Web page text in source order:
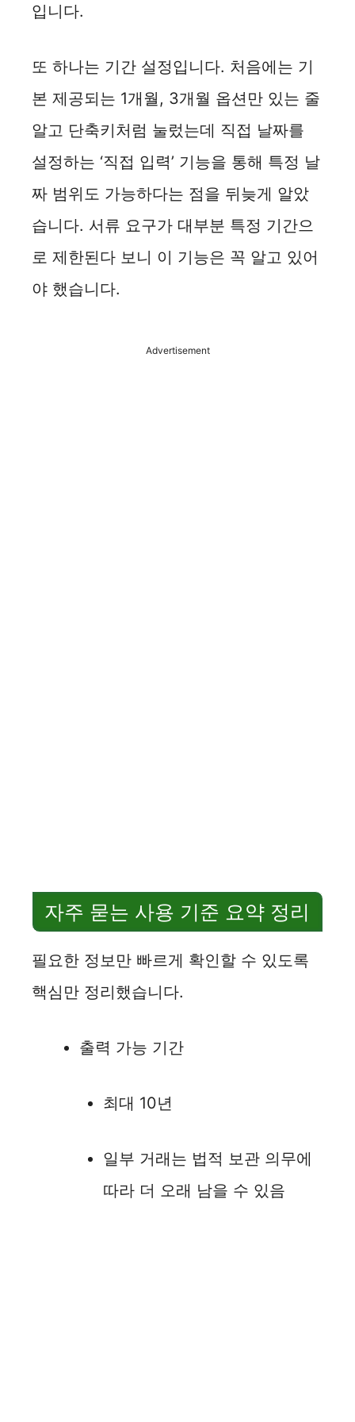
입니다.
또 하나는 기간 설정입니다. 처음에는 기
본 제공되는 1개월, 3개월 옵션만 있는 줄
알고 단축키처럼 눌렀는데 직접 날짜를
설정하는 ‘직접 입력’ 기능을 통해 특정 날
짜 범위도 가능하다는 점을 뒤늦게 알았
습니다. 서류 요구가 대부분 특정 기간으
로 제한된다 보니 이 기능은 꼭 알고 있어
야 했습니다.
Advertisement
자주 묻는 사용 기준 요약 정리
필요한 정보만 빠르게 확인할 수 있도록
핵심만 정리했습니다.
출력 가능 기간
최대 10년
일부 거래는 법적 보관 의무에
따라 더 오래 남을 수 있음